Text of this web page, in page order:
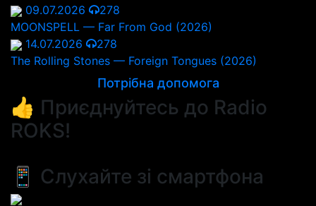
09.07.2026
278
MOONSPELL — Far From God (2026)
14.07.2026
278
The Rolling Stones — Foreign Tongues (2026)
Потрібна допомога
👍 Приєднуйтесь до Radio
ROKS!
📱 Слухайте зі смартфона